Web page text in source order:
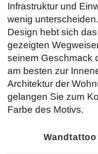
Infrastruktur und
wenig
Design hebt sich
gezeigten
seinem Geschmack
am besten zur
Architektur der
gelangen Sie zum
Farbe des Motivs.